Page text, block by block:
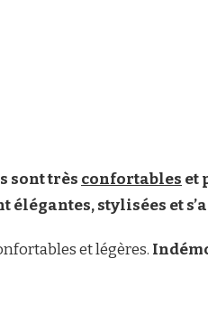
sont très confortables et
élégantes, stylisées et
et légères.